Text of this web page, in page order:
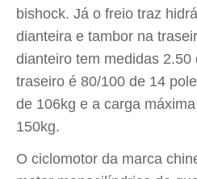
bishock. Já o freio traz
dianteira e tambor na
dianteiro tem medidas
traseiro é 80/100 de 14
de 106kg e a carga
150kg.
O ciclomotor da marca